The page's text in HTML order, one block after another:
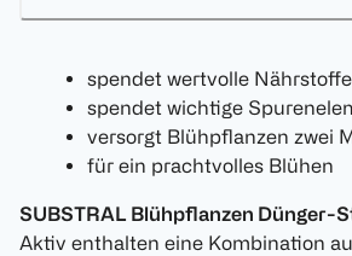
spendet wertvolle Nährstoffe
spendet wichtige
versorgt Blühpflanzen zwei
für ein prachtvolles Blühen
SUBSTRAL Blühpflanzen Dünger-
Aktiv enthalten eine Kombination